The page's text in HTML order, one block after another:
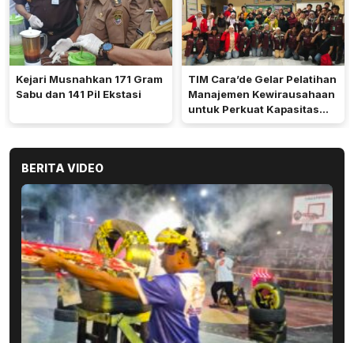
Kejari Musnahkan 171 Gram
Sabu dan 141 Pil Ekstasi
TIM Cara’de Gelar Pelatihan
Manajemen Kewirausahaan
untuk Perkuat Kapasitas
Masyarakat Desa
BERITA VIDEO